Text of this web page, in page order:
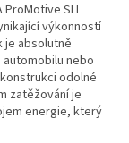
SLI
výkonností
je absolutně
nebo
odolné
zatěžování je
energie, který